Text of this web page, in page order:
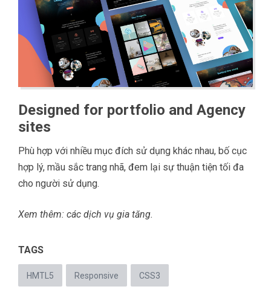
Designed for portfolio and Agency
sites
Phù hợp với nhiều mục đích sử dụng khác nhau, bố cục
hợp lý, mầu sắc trang nhã, đem lại sự thuận tiện tối đa
cho người sử dụng.
Xem thêm: các dịch vụ gia tăng.
TAGS
HMTL5 Responsive CSS3